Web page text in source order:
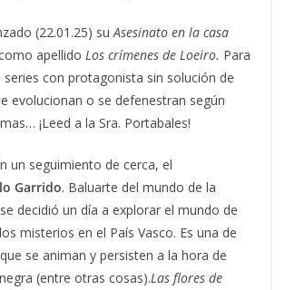
(22.01.25) suAsesinato en la casa
apellido Los crímenes de Loeiro. Para
con protagonista sin solución de
evolucionan o se defenestran según
¡Leed a la Sra. Portabales!
un seguimiento de cerca, el
Garrido. Baluarte del mundo de la
decidió un día a explorar el mundo de
misterios en el País Vasco. Es una de
se animan y persisten a la hora de
(entre otras cosas).Las flores de